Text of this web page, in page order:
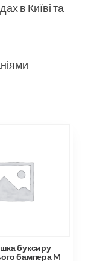
в Київі та
буксиру
бампера M